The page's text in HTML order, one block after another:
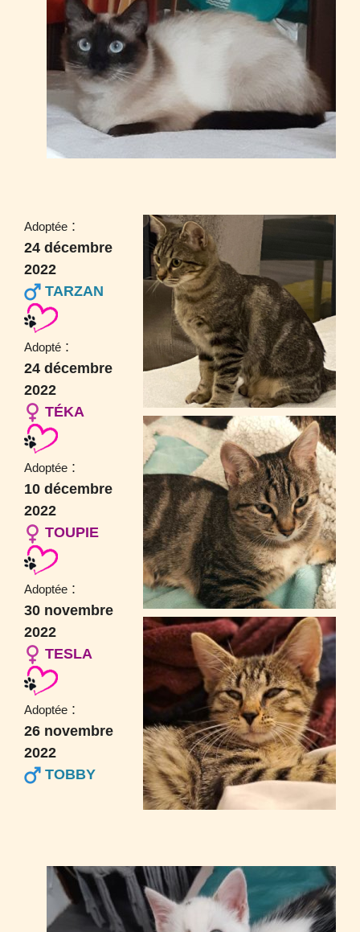
Adoptée :
24 décembre
2022
TARZAN
Adopté :
24 décembre
2022
TÉKA
Adoptée :
10 décembre
2022
TOUPIE
Adoptée :
30 novembre
2022
TESLA
Adoptée :
26 novembre
2022
TOBBY